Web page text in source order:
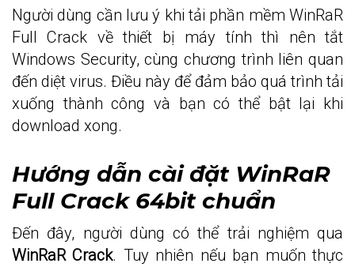
Người dùng cần lưu ý khi tải phần mềm WinRaR
Full Crack về thiết bị máy tính thì nên tắt
Windows Security, cùng chương trình liên quan
đến diệt virus. Điều này để đảm bảo quá trình tải
xuống thành công và bạn có thể bật lại khi
download xong.
Hướng dẫn cài đặt WinRaR
Full Crack 64bit chuẩn
Đến đây, người dùng có thể trải nghiệm qua
WinRaR Crack. Tuy nhiên nếu bạn muốn thực